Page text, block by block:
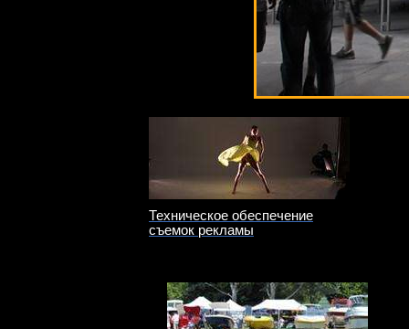
Техническое обеспечение
съемок рекламы